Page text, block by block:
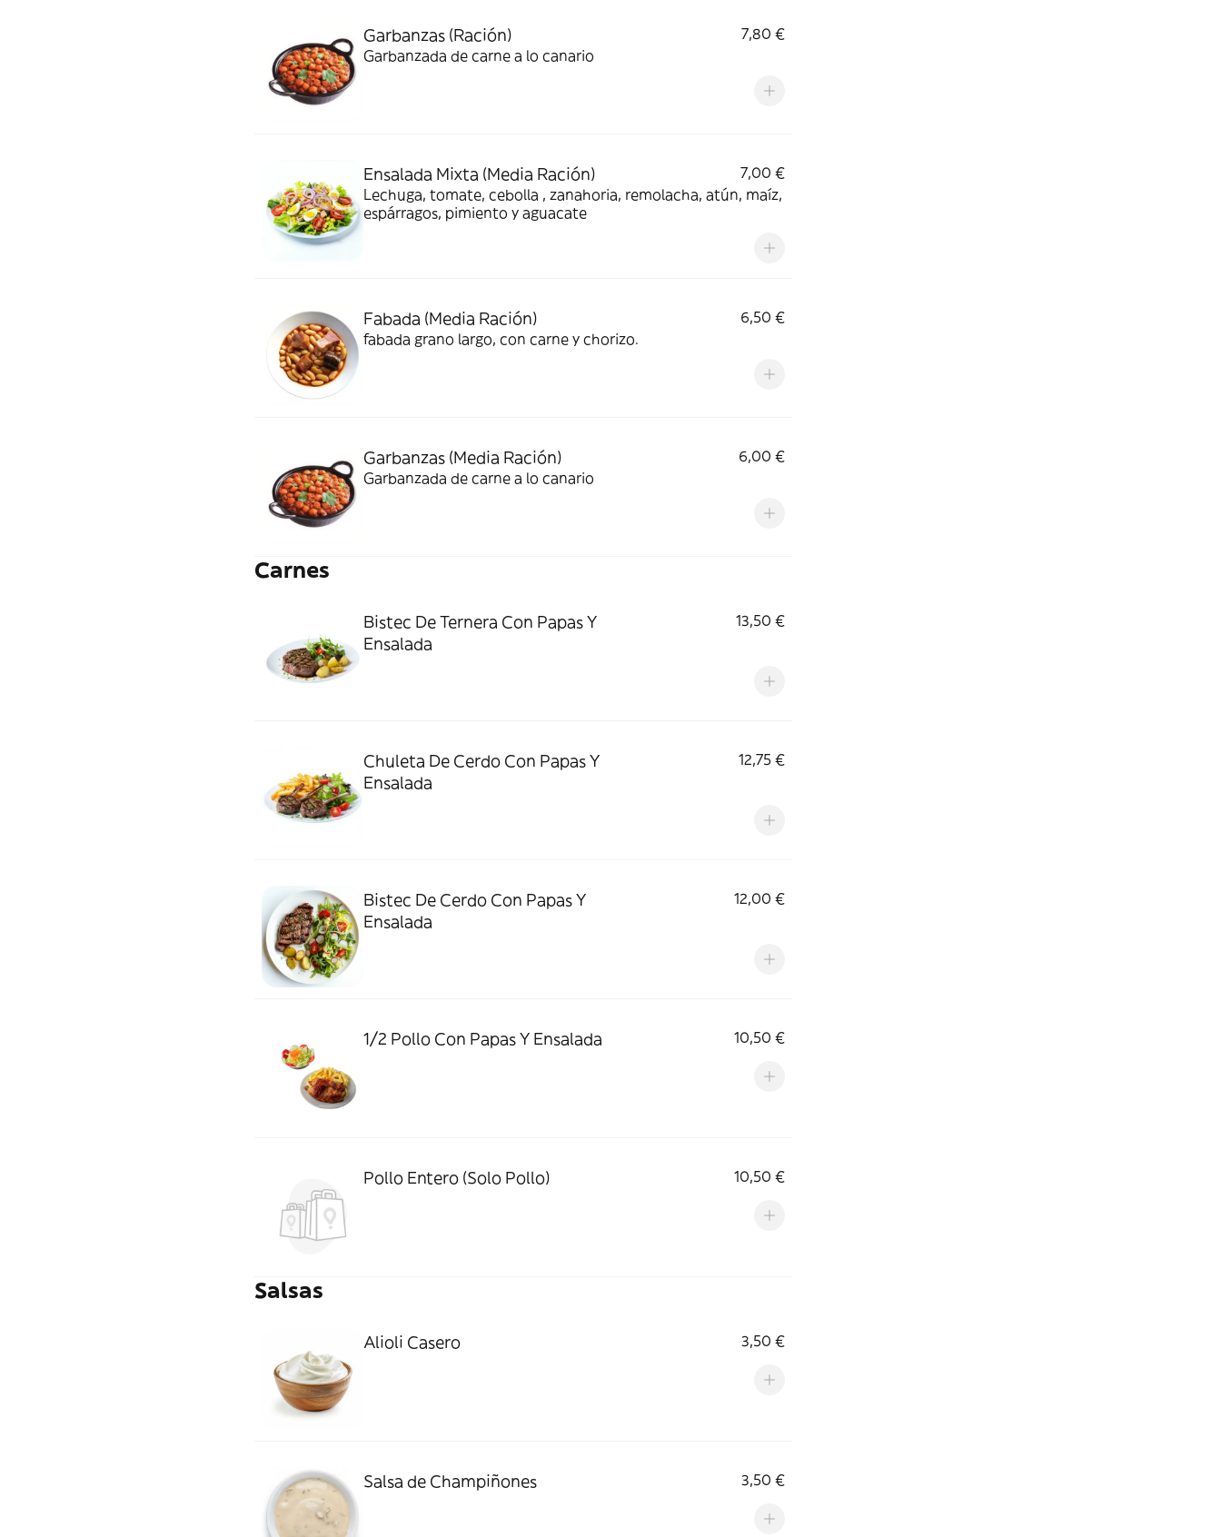
Garbanzas (Ración)
7,80 €
Garbanzada de carne a lo canario
Ensalada Mixta (Media Ración)
7,00 €
Lechuga, tomate, cebolla , zanahoria, remolacha, atún, maíz,
espárragos, pimiento y aguacate
Fabada (Media Ración)
6,50 €
fabada grano largo, con carne y chorizo.
Garbanzas (Media Ración)
6,00 €
Garbanzada de carne a lo canario
Carnes
Bistec De Ternera Con Papas Y
Ensalada
13,50 €
Chuleta De Cerdo Con Papas Y
Ensalada
12,75 €
Bistec De Cerdo Con Papas Y
Ensalada
12,00 €
1/2 Pollo Con Papas Y Ensalada 10,50 €
Pollo Entero (Solo Pollo) 10,50 €
Salsas
Alioli Casero 3,50 €
Salsa de Champiñones 3,50 €